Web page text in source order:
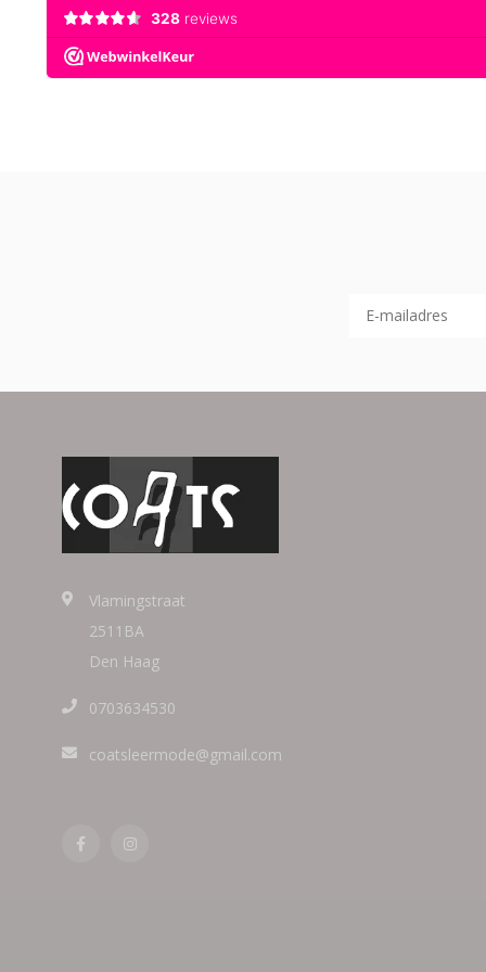
Vlamingstraat
2511BA
Den Haag
0703634530
coatsleermode@gmail.com